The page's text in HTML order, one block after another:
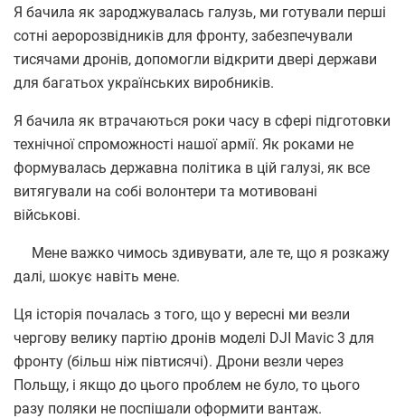
Я бачила як зароджувалась галузь, ми готували перші
сотні аеророзвідників для фронту, забезпечували
тисячами дронів, допомогли відкрити двері держави
для багатьох українських виробників.
Я бачила як втрачаються роки часу в сфері підготовки
технічної спроможності нашої армії. Як роками не
формувалась державна політика в цій галузі, як все
витягували на собі волонтери та мотивовані
військові.
Мене важко чимось здивувати, але те, що я розкажу
далі, шокує навіть мене.
Ця історія почалась з того, що у вересні ми везли
чергову велику партію дронів моделі DJI Mavic 3 для
фронту (більш ніж півтисячі). Дрони везли через
Польщу, і якщо до цього проблем не було, то цього
разу поляки не поспішали оформити вантаж.